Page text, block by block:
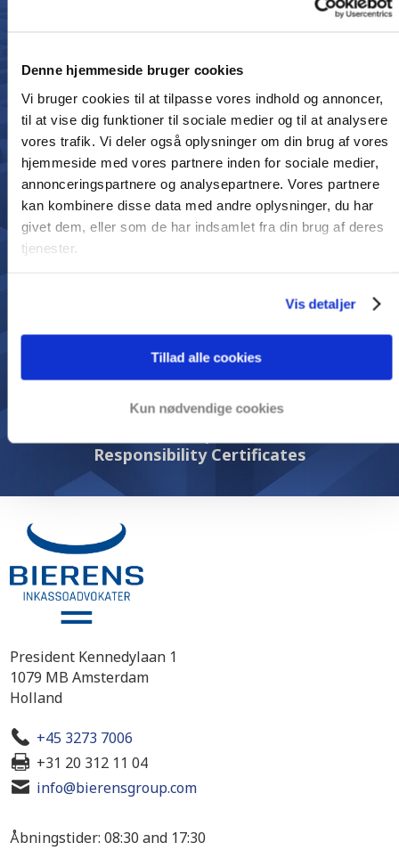
Denne hjemmeside bruger cookies
Vi bruger cookies til at tilpasse vores indhold og annoncer,
til at vise dig funktioner til sociale medier og til at analysere
vores trafik. Vi deler også oplysninger om din brug af vores
hjemmeside med vores partnere inden for sociale medier,
annonceringspartnere og analysepartnere. Vores partnere
kan kombinere disse data med andre oplysninger, du har
givet dem, eller som de har indsamlet fra din brug af deres
tjenester.
Vis detaljer
Tillad alle cookies
Kun nødvendige cookies
8,9
1199 Kundeanmeldelser
Vores kunder give os høje anmeldelser for vores
Responsibility Certificates
President Kennedylaan 1
1079 MB Amsterdam
Holland
+45 3273 7006
+31 20 312 11 04
info@bierensgroup.com
Åbningstider: 08:30 and 17:30